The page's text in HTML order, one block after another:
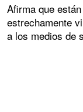
Afirma que
estrechamente
a los medios de